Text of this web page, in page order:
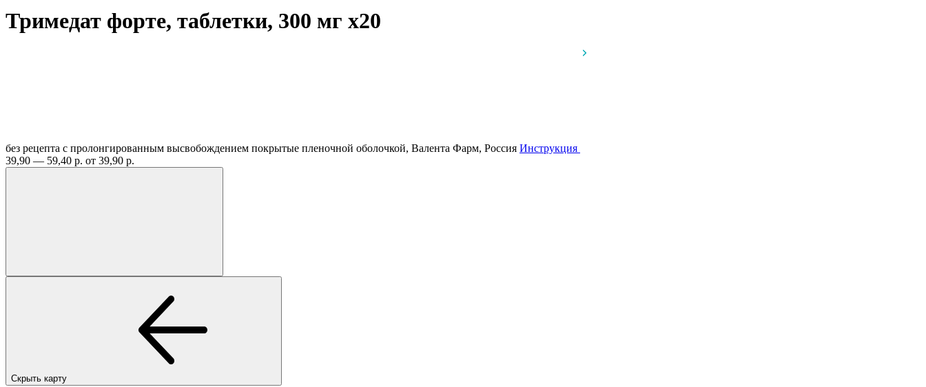
Тримедат форте, таблетки, 300 мг x20
без рецепта с пролонгированным высвобождением покрытые пленочной оболочкой, Валента Фарм, Россия Инструкция
39,90 — 59,40 р. от 39,90 р.
Скрыть карту